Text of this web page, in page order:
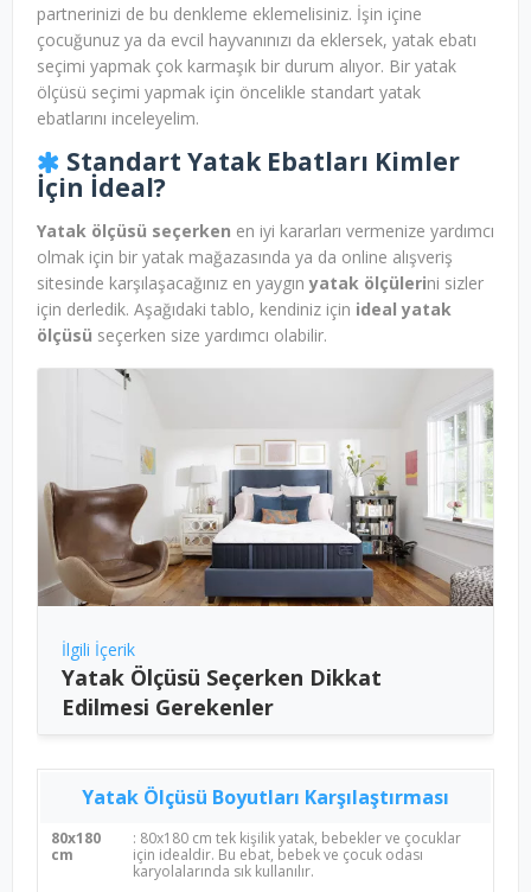
partnerinizi de bu denkleme eklemelisiniz. İşin içine
çocuğunuz ya da evcil hayvanınızı da eklersek, yatak ebatı
seçimi yapmak çok karmaşık bir durum alıyor. Bir yatak
ölçüsü seçimi yapmak için öncelikle standart yatak
ebatlarını inceleyelim.
Standart Yatak Ebatları Kimler
İçin İdeal?
Yatak ölçüsü seçerken en iyi kararları vermenize yardımcı
olmak için bir yatak mağazasında ya da online alışveriş
sitesinde karşılaşacağınız en yaygınyatak ölçülerini sizler
için derledik. Aşağıdaki tablo, kendiniz için ideal yatak
ölçüsü seçerken size yardımcı olabilir.
İlgili İçerik
Yatak Ölçüsü Seçerken Dikkat
Edilmesi Gerekenler
Yatak Ölçüsü Boyutları Karşılaştırması
80x180
cm
: 80x180 cm tek kişilik yatak, bebekler ve çocuklar
için idealdir. Bu ebat, bebek ve çocuk odası
karyolalarında sık kullanılır.